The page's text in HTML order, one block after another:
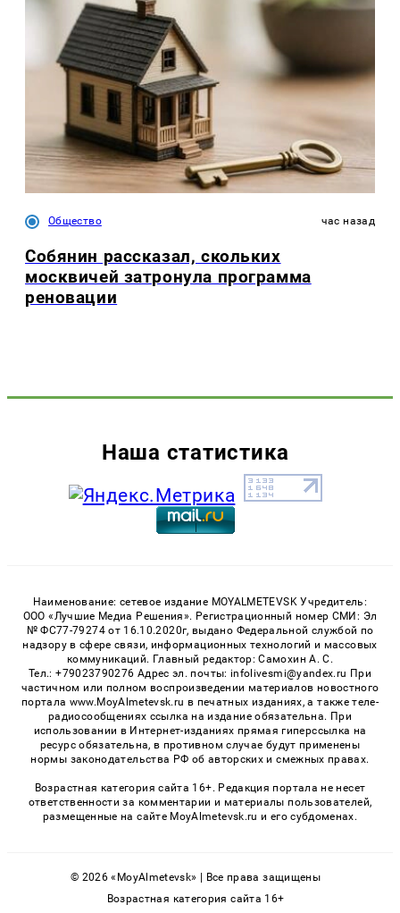
Общество час назад
Собянин рассказал, скольких
москвичей затронула программа
реновации
Наша статистика
Наименование: сетевое издание MOYALMETEVSK Учредитель:
ООО «Лучшие Медиа Решения». Регистрационный номер СМИ: Эл
№ ФС77-79274 от 16.10.2020г, выдано Федеральной службой по
надзору в сфере связи, информационных технологий и массовых
коммуникаций. Главный редактор: Самохин А. С.
Тел.: +79023790276 Адрес эл. почты: infolivesmi@yandex.ru При
частичном или полном воспроизведении материалов новостного
портала www.MoyAlmetevsk.ru в печатных изданиях, а также теле-
радиосообщениях ссылка на издание обязательна. При
использовании в Интернет-изданиях прямая гиперссылка на
ресурс обязательна, в противном случае будут применены
нормы законодательства РФ об авторских и смежных правах.
Возрастная категория сайта 16+. Редакция портала не несет
ответственности за комментарии и материалы пользователей,
размещенные на сайте MoyAlmetevsk.ru и его субдоменах.
© 2026 «MoyAlmetevsk» | Все права защищены
Возрастная категория сайта 16+